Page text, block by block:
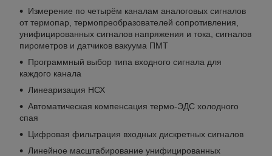
Измерение по четырём каналам аналоговых сигналов
от термопар, термопреобразователей сопротивления,
унифицированных сигналов напряжения и тока, сигналов
пирометров и датчиков вакуума ПМТ
Программный выбор типа входного сигнала для
каждого канала
Линеаризация НСХ
Автоматическая компенсация термо-ЭДС холодного
спая
Цифровая фильтрация входных дискретных сигналов
Линейное масштабирование унифицированных